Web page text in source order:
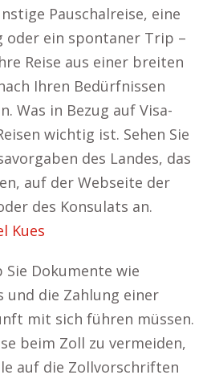
Pauschalreise, eine
oder ein spontaner Trip –
Reise aus einer breiten
Ihren Bedürfnissen
Was in Bezug auf Visa-
wichtig ist. Sehen Sie
des Landes, das
auf der Webseite der
des Konsulats an.
Kues
Sie Dokumente wie
und die Zahlung einer
mit sich führen müssen.
beim Zoll zu vermeiden,
auf die Zollvorschriften